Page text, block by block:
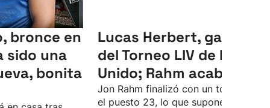
bronce en
sido una
bonita
Lucas Herbert, ganador
del Torneo LIV de Reino
Unido; Rahm acaba 23º
Jon Rahm finalizó con un total de -4
el puesto 23, lo que supone su peor